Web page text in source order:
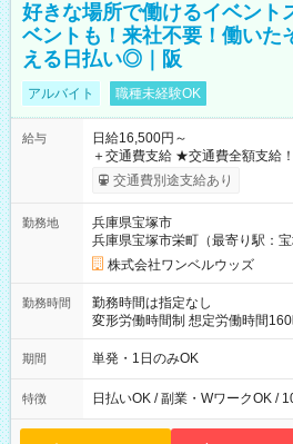
好きな場所で働けるイベン
ベントも！来社不要！働いた
える日払い◎｜阪
アルバイト 職種未経験OK
給与
日給16,500円～
＋交通費支給 ★交通費全額支給！ ★日払いOK！（規定あり） ┗
働いたその日に現金GET♪ お仕
交通費別途支給あり
勤務地
兵庫県宝塚市
兵庫県宝塚市栄町（最寄り駅：宝
株式会社ワンベルウッズ
勤務時間
勤務時間は指定なし
変形労働時間制 想定労働時間160時間/月 【シフト
00～20：00
期間 単発・1日のみOK
特徴 日払いOK / 副業・WワークOK /